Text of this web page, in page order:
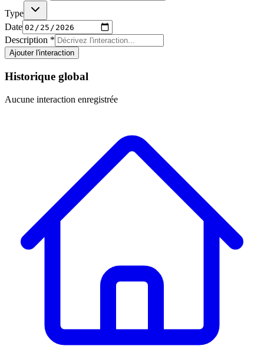
Type
Date
Description *
Ajouter l'interaction
Historique global
Aucune interaction enregistrée